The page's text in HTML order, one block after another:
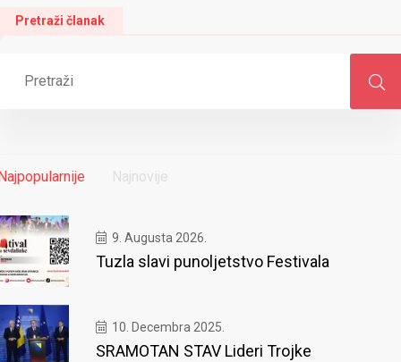
Pretraži članak
Najnovije
9. Augusta 2026.
Tuzla slavi punoljetstvo Festivala
10. Decembra 2025.
SRAMOTAN STAV Lideri Trojke